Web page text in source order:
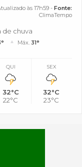
às 17h59 - Fonte:
ClimaTempo
de chuva
Máx. 31°
QUI
32°C
22°C
SEX
32°C
23°C